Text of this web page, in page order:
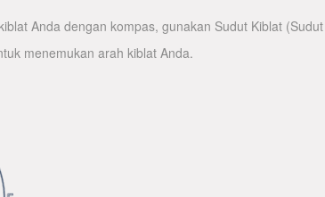
Anda dengan kompas, gunakan Sudut Kiblat (Sudut
menemukan arah kiblat Anda.